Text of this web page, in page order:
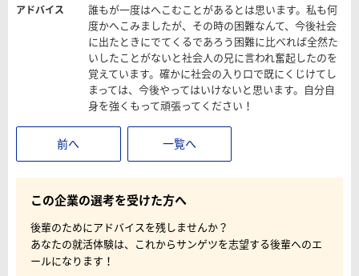
アドバイス
誰もが一度はへこむことがあるとは思います。私も何
度かへこみましたが、その時の困難なんて、今後社会
に出たときにでてくるであろう困難に比べれば全然た
いしたことがないと社会人の兄に言われ奮起したのを
覚えています。確かに社会の入り口で既にくじけてし
まっては、今後やってはいけないと思います。自分自
身を強くもって頑張ってください！
前へ 一覧へ
この企業の選考を受けた方へ
後輩のためにアドバイスを残しませんか？
あなたの就活体験は、これからサンゲツを志望する後輩へのエ
ールになります！